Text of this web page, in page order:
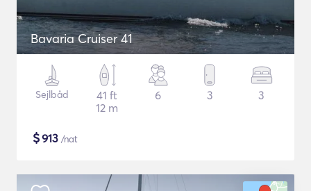
Bavaria Cruiser 41
Sejlbåd
41 ft
12 m
6 3 3
$913 /nat